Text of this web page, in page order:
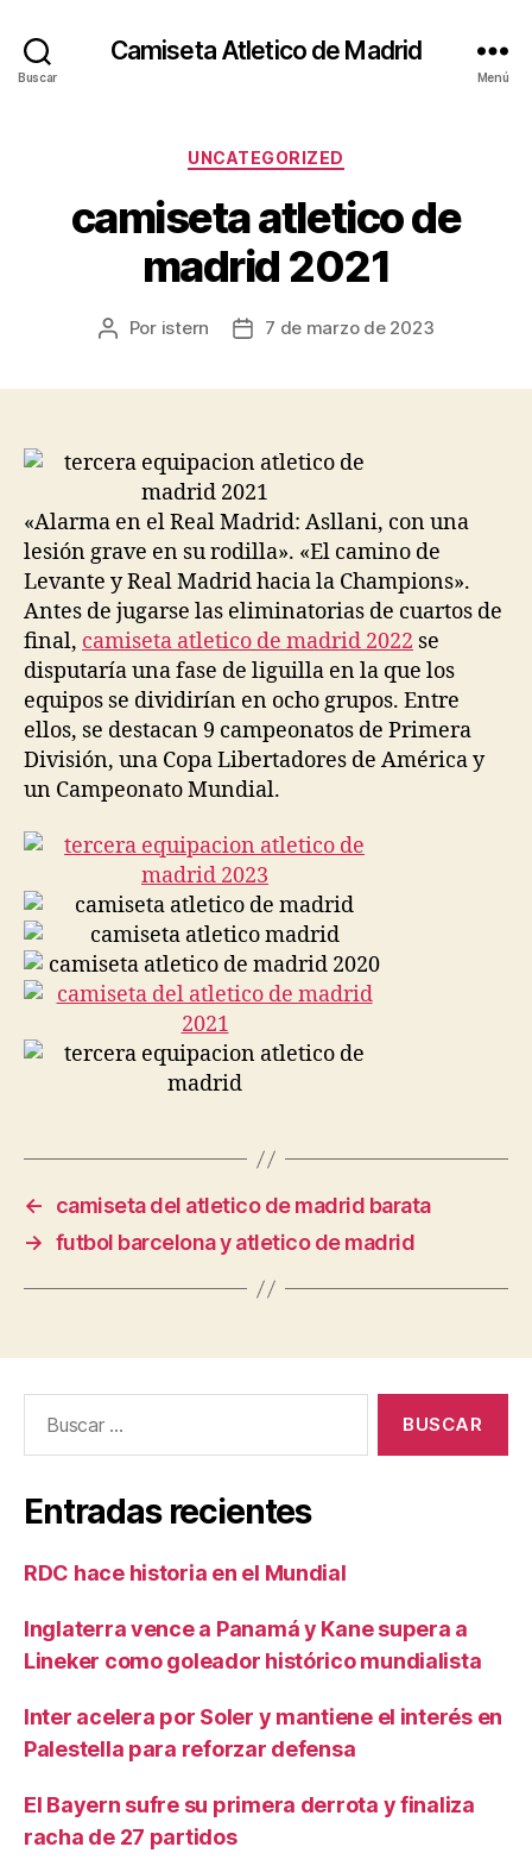
Buscar
Camiseta Atletico de Madrid
Menú
Categorías
UNCATEGORIZED
camiseta atletico de
madrid 2021
Autor
Por istern
Fecha7 de marzo de 2023
«Alarma en el Real Madrid: Asllani, con una
lesión grave en su rodilla». «El camino de
Levante y Real Madrid hacia la Champions».
Antes de jugarse las eliminatorias de cuartos de
final, camiseta atletico de madrid 2022 se
disputaría una fase de liguilla en la que los
equipos se dividirían en ocho grupos. Entre
ellos, se destacan 9 campeonatos de Primera
División, una Copa Libertadores de América y
un Campeonato Mundial.
←
camiseta del atletico de madrid barata
→ futbol barcelona y atletico de madrid
Entradas recientes
RDC hace historia en el Mundial
Inglaterra vence a Panamá y Kane supera a
Lineker como goleador histórico mundialista
Inter acelera por Soler y mantiene el interés en
Palestella para reforzar defensa
El Bayern sufre su primera derrota y finaliza
racha de 27 partidos